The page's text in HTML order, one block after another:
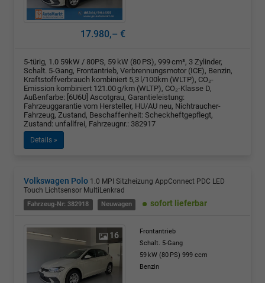
17.980,– €
5-türig, 1.0 59kW / 80PS, 59 kW (80 PS), 999 cm³, 3 Zylinder,
Schalt. 5-Gang, Frontantrieb, Verbrennungsmotor (ICE), Benzin,
Kraftstoffverbrauch kombiniert 5,3 l/100km (WLTP), CO₂-
Emission kombiniert 121.00 g/km (WLTP), CO₂-Klasse D,
Außenfarbe: [6U6U] Ascotgrau, Garantieleistung:
Fahrzeuggarantie vom Hersteller, HU/AU neu, Nichtraucher-
Fahrzeug, Zustand, Beschaffenheit: Scheckheftgepflegt,
Zustand: unfallfrei, Fahrzeugnr.: 382917
Details »
Volkswagen Polo 1.0 MPI Sitzheizung AppConnect PDC LED
Touch Lichtsensor MultiLenkrad
Fahrzeug-Nr: 382918 Neuwagen sofort lieferbar
16
Frontantrieb
Schalt. 5-Gang
59 kW (80 PS) 999 ccm
Benzin